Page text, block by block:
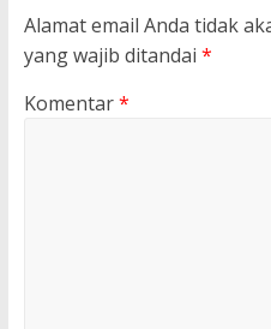
Alamat email Anda tidak
yang wajib ditandai *
Komentar*